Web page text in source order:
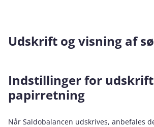
Udskrift og visning af
Indstillinger for
papirretning
Når Saldobalancen udskrives, anbefales